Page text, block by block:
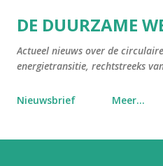
Doorgaan naar
DE DUURZAME
Actueel nieuws over de
energietransitie, rechtstreeks
Nieuwsbrief Meer…